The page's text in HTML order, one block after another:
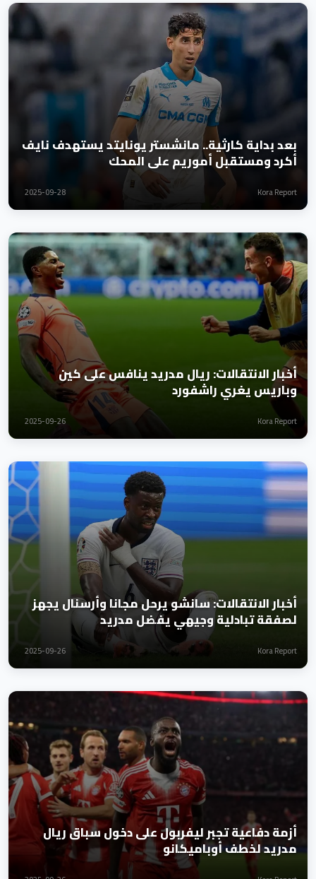
بعد بداية كارثية.. مانشستر يونايتد يستهدف نايف
أكرد ومستقبل أموريم على المحك
Kora Report
2025-09-28
أخبار الانتقالات: ريال مدريد ينافس على كين
وباريس يغري راشفورد
Kora Report
2025-09-26
أخبار الانتقالات: سانشو يرحل مجانا وأرسنال يجهز
لصفقة تبادلية وجيهي يفضل مدريد
Kora Report
2025-09-26
أزمة دفاعية تجبر ليفربول على دخول سباق ريال
مدريد لخطف أوباميكانو